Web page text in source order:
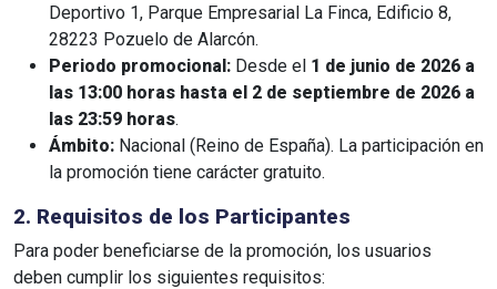
Deportivo 1, Parque Empresarial La Finca, Edificio 8,
28223 Pozuelo de Alarcón.
Periodo promocional: Desde el 1 de junio de 2026 a
las 13:00 horas hasta el 2 de septiembre de 2026 a
las 23:59 horas.
Ámbito: Nacional (Reino de España). La participación en
la promoción tiene carácter gratuito.
2. Requisitos de los Participantes
Para poder beneficiarse de la promoción, los usuarios
deben cumplir los siguientes requisitos: